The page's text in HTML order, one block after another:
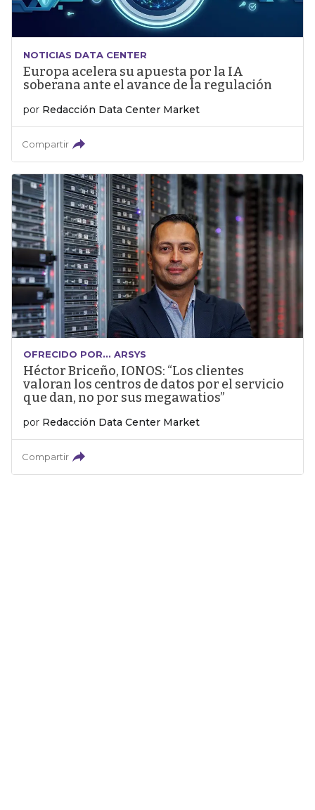
NOTICIAS DATA CENTER
Europa acelera su apuesta por la IA
soberana ante el avance de la regulación
por Redacción Data Center Market
Compartir
OFRECIDO POR... ARSYS
Héctor Briceño, IONOS: “Los clientes
valoran los centros de datos por el servicio
que dan, no por sus megawatios”
por Redacción Data Center Market
Compartir